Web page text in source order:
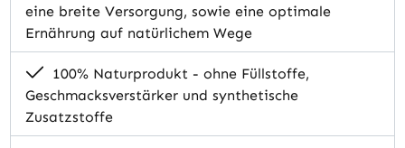
eine breite Versorgung, sowie eine optimale
Ernährung auf natürlichem Wege
100% Naturprodukt - ohne Füllstoffe,
Geschmacksverstärker und synthetische
Zusatzstoffe